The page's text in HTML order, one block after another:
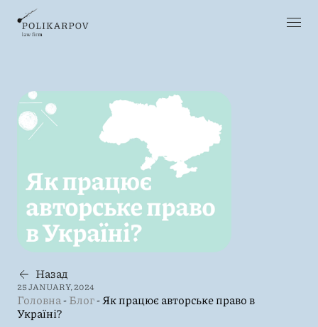
Назад
25 JANUARY, 2024
Головна-Блог-Як працює авторське право в
Україні?